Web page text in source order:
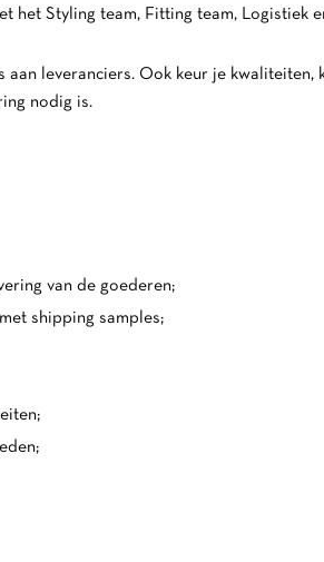
het Styling team, Fitting team, Logistiek
leveranciers. Ook keur je kwaliteiten,
nodig is.
van de goederen;
shipping samples;